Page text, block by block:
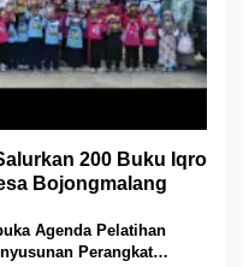
200 Buku Iqro
Bojongmalang
Agenda Pelatihan
Perangkat